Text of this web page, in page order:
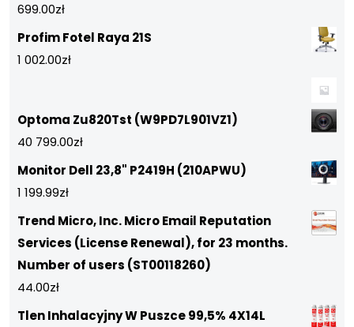
699.00zł
Profim Fotel Raya 21S
1 002.00zł
Optoma Zu820Tst (W9PD7L901VZ1)
40 799.00zł
Monitor Dell 23,8" P2419H (210APWU)
1 199.99zł
Trend Micro, Inc. Micro Email Reputation
Services (License Renewal), for 23 months.
Number of users (ST00118260)
44.00zł
Tlen Inhalacyjny W Puszce 99,5% 4X14L